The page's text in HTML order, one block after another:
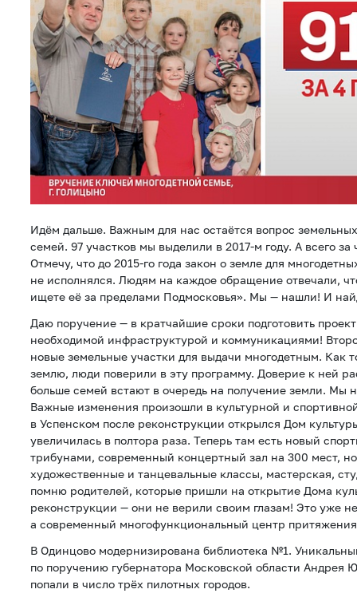
Идём дальше. Важным для нас остаётся вопрос
семей. 97 участков мы выделили в 2017-м году. А всего за
Отмечу, что до 2015-го года закон о земле для
не исполнялся. Людям на каждое обращение отвечали,
ищете её за пределами Подмосковья». Мы — нашли! И
Даю поручение — в кратчайшие сроки подготовить
необходимой инфраструктурой и коммуникациями!
новые земельные участки для выдачи многодетным. Как
землю, люди поверили в эту программу. Доверие к ней
больше семей встают в очередь на получение земли. Мы
Важные изменения произошли в культурной и
в Успенском после реконструкции открылся Дом
увеличилась в полтора раза. Теперь там есть новый
трибунами, современный концертный зал на 300 мест,
художественные и танцевальные классы, мастерская,
помню родителей, которые пришли на открытие Дома
реконструкции — они не верили своим глазам! Это уже
а современный многофункциональный центр
В Одинцово модернизирована библиотека №1.
по поручению губернатора Московской области Андрея
попали в число трёх пилотных городов.